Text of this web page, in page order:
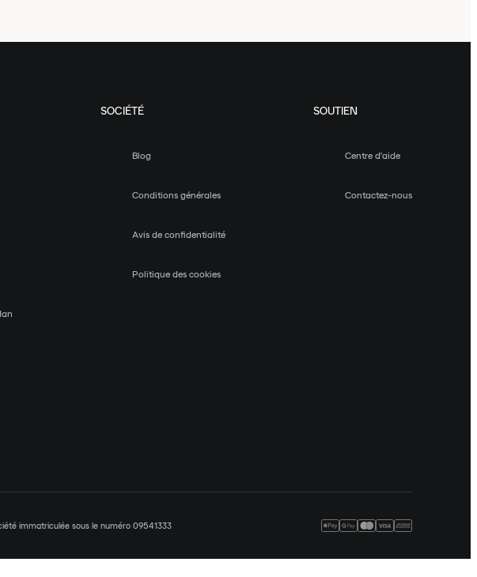
SOCIÉTÉ
Blog
Conditions générales
Avis de confidentialité
Politique des cookies
SOUTIEN
Centre d'aide
Contactez-nous
immatriculée sous le numéro 09541333